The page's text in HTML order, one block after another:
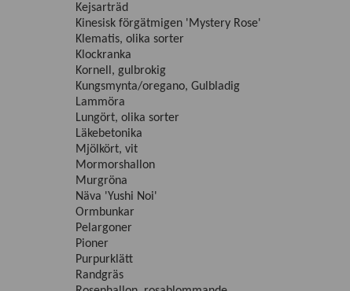
Kejsarträd
Kinesisk förgätmigen 'Mystery Rose'
Klematis, olika sorter
Klockranka
Kornell, gulbrokig
Kungsmynta/oregano, Gulbladig
Lammöra
Lungört, olika sorter
Läkebetonika
Mjölkört, vit
Mormorshallon
Murgröna
Näva 'Yushi Noi'
Ormbunkar
Pelargoner
Pioner
Purpurklätt
Randgräs